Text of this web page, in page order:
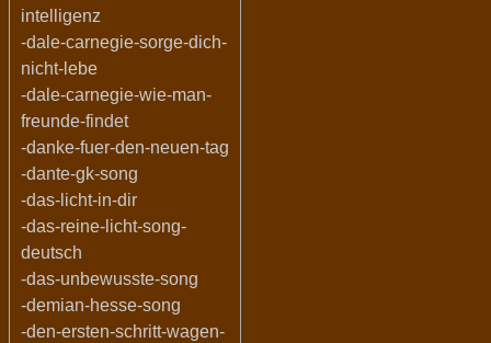
intelligenz
-dale-carnegie-sorge-dich-
nicht-lebe
-dale-carnegie-wie-man-
freunde-findet
-danke-fuer-den-neuen-tag
-dante-gk-song
-das-licht-in-dir
-das-reine-licht-song-
deutsch
-das-unbewusste-song
-demian-hesse-song
-den-ersten-schritt-wagen-